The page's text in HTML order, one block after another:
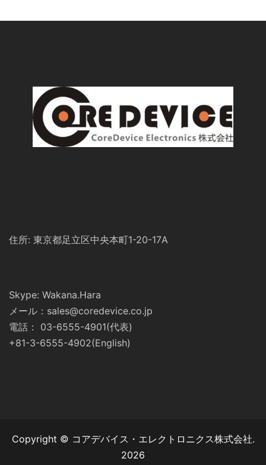
住所: 東京都足立区中央本町1-20-17A
Skype: Wakana.Hara
メール：sales@coredevice.co.jp
電話： 03-6555-4901(代表)
+81-3-6555-4902(English)
Copyright © コアデバイス・エレクトロニクス株式会社.
2026